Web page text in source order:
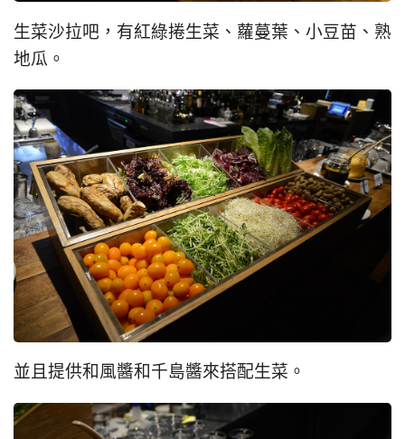
生菜沙拉吧，有紅綠捲生菜、蘿蔓葉、小豆苗、熟
地瓜。
並且提供和風醬和千島醬來搭配生菜。